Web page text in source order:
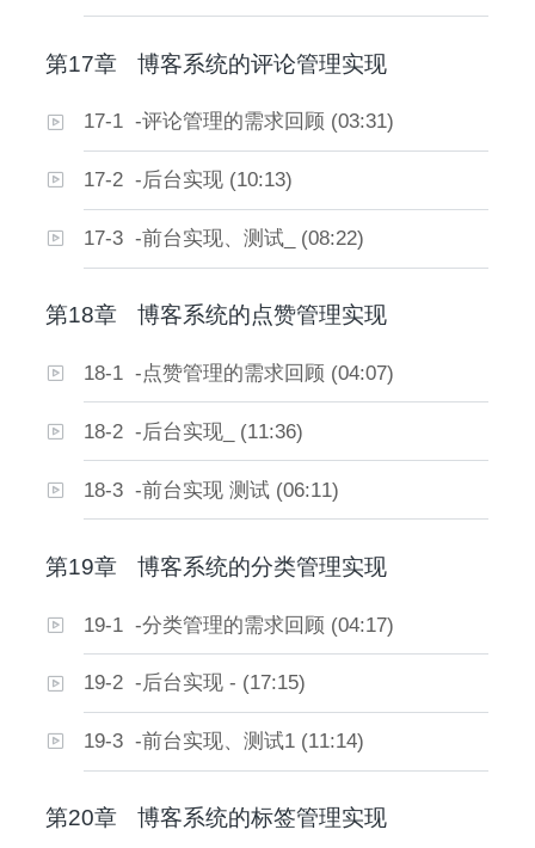
第17章 博客系统的评论管理实现
17-1 -评论管理的需求回顾 (03:31)
17-2 -后台实现 (10:13)
17-3 -前台实现、测试_ (08:22)
第18章 博客系统的点赞管理实现
18-1 -点赞管理的需求回顾 (04:07)
18-2 -后台实现_ (11:36)
18-3 -前台实现 测试 (06:11)
第19章 博客系统的分类管理实现
19-1 -分类管理的需求回顾 (04:17)
19-2 -后台实现 - (17:15)
19-3 -前台实现、测试1 (11:14)
第20章 博客系统的标签管理实现